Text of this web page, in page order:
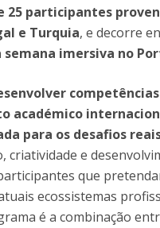
25 participantes
e Turquia, e decorre
imersiva no
académico
para os desafios
e
que
ecossistemas
é a combinação